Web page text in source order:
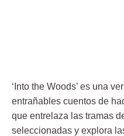
‘Into the Woods’ es una
entrañables cuentos de
que entrelaza las tramas
seleccionadas y explora